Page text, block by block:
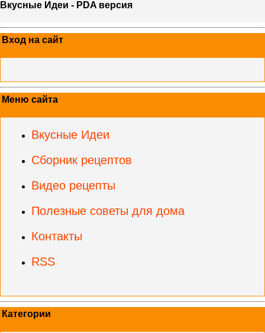
Вкусные Идеи - PDA версия
Вход на сайт
Меню сайта
Вкусные Идеи
Сборник рецептов
Видео рецепты
Полезные советы для дома
Контакты
RSS
Категории